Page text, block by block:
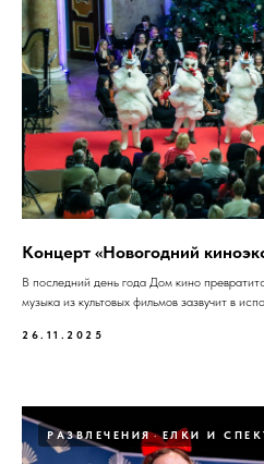
Концерт «Новогодний
В последний день года Дом кино
музыка из культовых фильмов зазвучит в
26.11.2025
РАЗВЛЕЧЕНИЯ ЕЛКИ И